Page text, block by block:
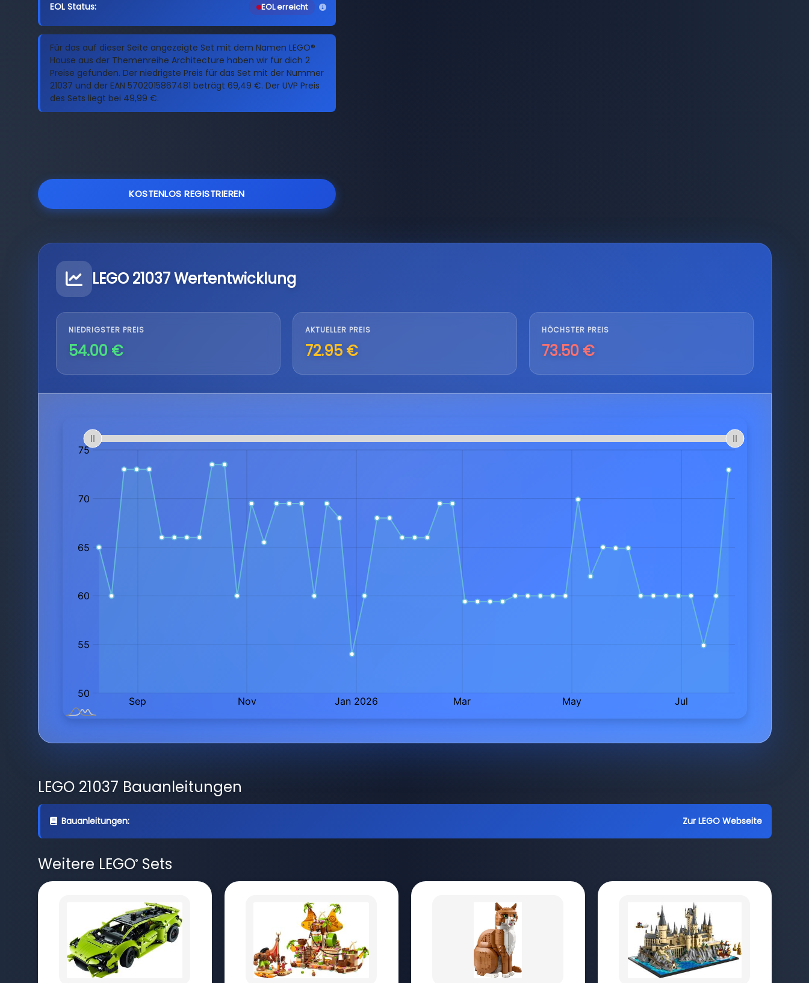
EOL Status: EOL erreicht
Für das auf dieser Seite angezeigte Set mit dem Namen LEGO®
House aus der Themenreihe Architecture haben wir für dich 2
Preise gefunden. Der niedrigste Preis für das Set mit der Nummer
21037 und der EAN 5702015867481 beträgt 69,49 €. Der UVP Preis
des Sets liegt bei 49,99 €.
KOSTENLOS REGISTRIEREN
LEGO 21037 Wertentwicklung
NIEDRIGSTER PREIS
54.00 €
AKTUELLER PREIS
72.95 €
HÖCHSTER PREIS
73.50 €
LEGO 21037 Bauanleitungen
Bauanleitungen: Zur LEGO Webseite
Weitere LEGO®Sets